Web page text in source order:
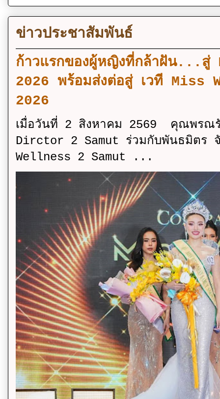
ข่าวประชาสัมพันธ์
ก้าวแรกของผู้หญิงที่กล้าฝัน...
2026 พร้อมส่งต่อสู่ เวที
2026
เมื่อวันที่ 2 สิงหาคม 2569 คุณพร
Dirctor 2 Samut ร่วมกับพันธมิตร จั
Wellness 2 Samut ...